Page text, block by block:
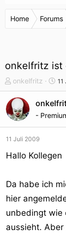
Home Forums
onkelfritz ist
T
h
e
m
e
s
t
t
onkelfritz
S
t
a
r
t
11
-
11 Juli 2009
Hallo Kollegen
Da habe ich
hier
unbedingt wie
aussieht.